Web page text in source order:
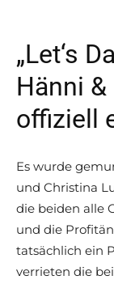
„Let‘s
Hänni
offiziell
Es wurde
und Christina
die beiden alle
und die
tatsächlich ein
verrieten die